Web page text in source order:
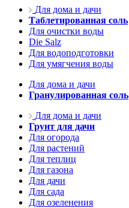
Для дома и дачи
Таблетированная соль
Для очистки воды
Die Salz
Для водоподготовки
Для умягчения воды
Для дома и дачи
Гранулированная соль
Для дома и дачи
Грунт для дачи
Для огорода
Для растений
Для теплиц
Для газона
Для дачи
Для сада
Для озеленения